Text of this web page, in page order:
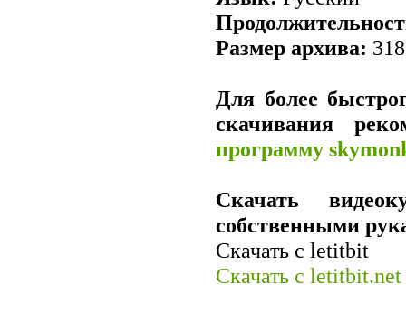
Размер архива:
Для более
скачивания
программу
Скачать
собственными
Скачать с letitbit
Скачать с